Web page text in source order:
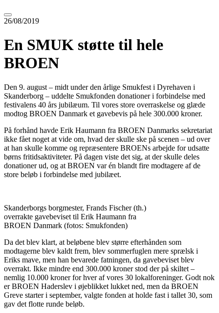
26/08/2019
En SMUK støtte til hele
BROEN
Den 9. august – midt under den årlige Smukfest i Dyrehaven i
Skanderborg – uddelte Smukfonden donationer i forbindelse med
festivalens 40 års jubilæum. Til vores store overraskelse og glæde
modtog BROEN Danmark et gavebevis på hele 300.000 kroner.
På forhånd havde Erik Haumann fra BROEN Danmarks sekretariat
ikke fået noget at vide om, hvad der skulle ske på scenen – ud over
at han skulle komme og repræsentere BROENs arbejde for udsatte
børns fritidsaktiviteter. På dagen viste det sig, at der skulle deles
donationer ud, og at BROEN var én blandt fire modtagere af de
store beløb i forbindelse med jubilæet.
Skanderborgs borgmester, Frands Fischer (th.)
overrakte gavebeviset til Erik Haumann fra
BROEN Danmark (fotos: Smukfonden)
Da det blev klart, at beløbene blev større efterhånden som
modtagerne blev kaldt frem, blev sommerfuglen mere sprælsk i
Eriks mave, men han bevarede fatningen, da gavebeviset blev
overrakt. Ikke mindre end 300.000 kroner stod der på skiltet –
nemlig 10.000 kroner for hver af vores 30 lokalforeninger. Godt nok
er BROEN Haderslev i øjeblikket lukket ned, men da BROEN
Greve starter i september, valgte fonden at holde fast i tallet 30, som
gav det flotte runde beløb.